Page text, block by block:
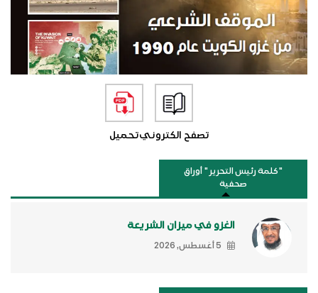
تصفح الكترونيتحميل
"كلمة رئيس التحرير " أوراق
صحفية
الغزو في ميزان الشريعة
5 أغسطس, 2026